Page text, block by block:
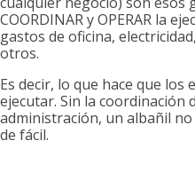
COORDINAR y OPERAR la
gastos de oficina,
otros.
Es decir, lo que hace que
ejecutar. Sin la coordinación
administración, un albañil
de fácil.